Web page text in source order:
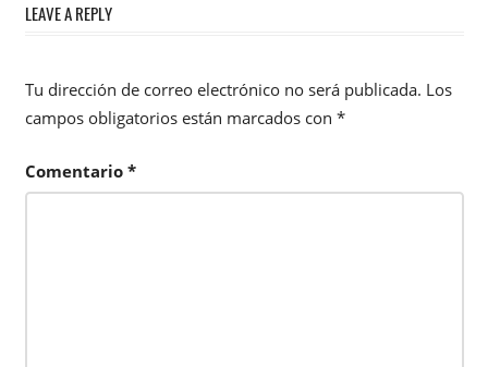
LEAVE A REPLY
Tu dirección de correo electrónico no será publicada. Los
campos obligatorios están marcados con *
Comentario *